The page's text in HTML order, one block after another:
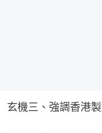
玄機三、強調香港